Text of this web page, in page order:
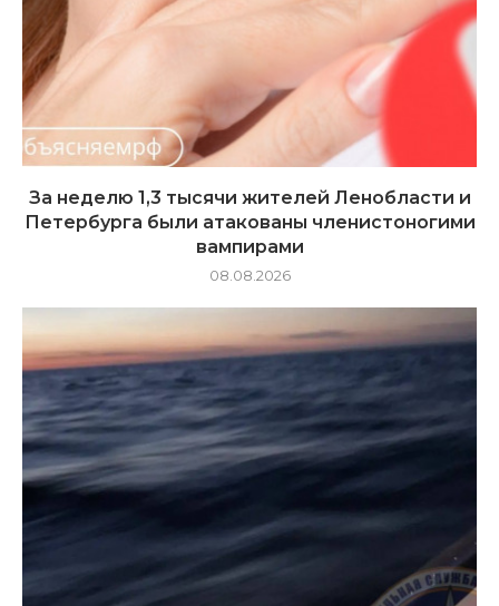
За неделю 1,3 тысячи жителей Ленобласти и
Петербурга были атакованы членистоногими
вампирами
08.08.2026